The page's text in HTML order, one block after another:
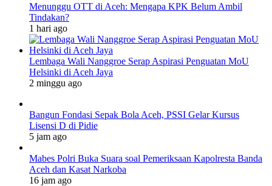
Menunggu OTT di Aceh: Mengapa KPK Belum Ambil
Tindakan?
1 hari ago
Lembaga Wali Nanggroe Serap Aspirasi Penguatan MoU
Helsinki di Aceh Jaya
2 minggu ago
Bangun Fondasi Sepak Bola Aceh, PSSI Gelar Kursus
Lisensi D di Pidie
5 jam ago
Mabes Polri Buka Suara soal Pemeriksaan Kapolresta Banda
Aceh dan Kasat Narkoba
16 jam ago